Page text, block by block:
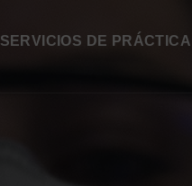
SERVICIOS DE PRÁCTICA